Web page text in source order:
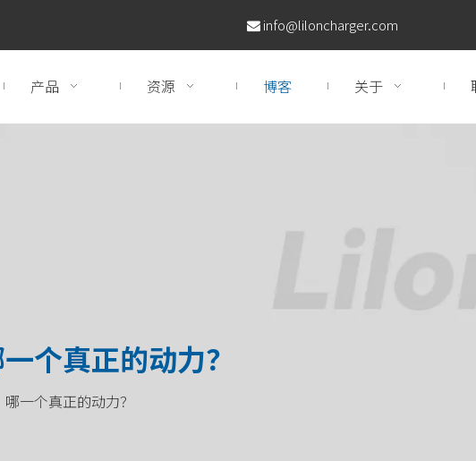
 info@liloncharger.com
产品 资源 博客 关于
个真正的动力？
一个真正的动力？